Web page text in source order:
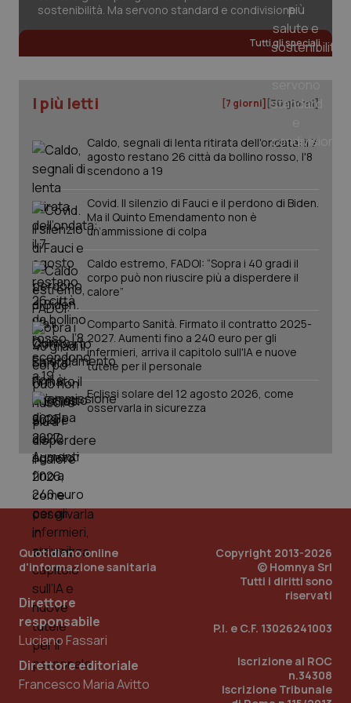
sostenibilità. Ma servono standard e condivisione
Tutti gli speciali
I più letti [7 giorni] [30 giorni]
Caldo, segnali di lenta ritirata dell'ondata: il 7
agosto restano 26 città da bollino rosso, l'8
scendono a 19
Covid. Il silenzio di Fauci e il perdono di Biden.
Ma il Quinto Emendamento non è
un’ammissione di colpa
Caldo estremo, FADOI: “Sopra i 40 gradi il
corpo può non riuscire più a disperdere il
calore”
Comparto Sanità. Firmato il contratto 2025-
2027. Aumenti fino a 240 euro per gli
infermieri, arriva il capitolo sull'IA e nuove
tutele per il personale
Eclissi solare del 12 agosto 2026, come
osservarla in sicurezza
Quotidiano online
d'informazione sanitaria
Direttore
responsabile
Luciano Fassari
Direttore editoriale
Francesco Maria Avitto
Copyright 2013-2026
© Homnya Srl
Tutti i diritti sono
riservati
P.I. e C.F. 13026241003
Iscrizione al ROC
n.34308
Iscrizione Tribunale
CookieScript
www.quotidianosanita.it
5
tracking-sites-ironfish-
tracking-enable
tracking-sites-ironfish-
session-id
www.quotidianosanita.it
_ga